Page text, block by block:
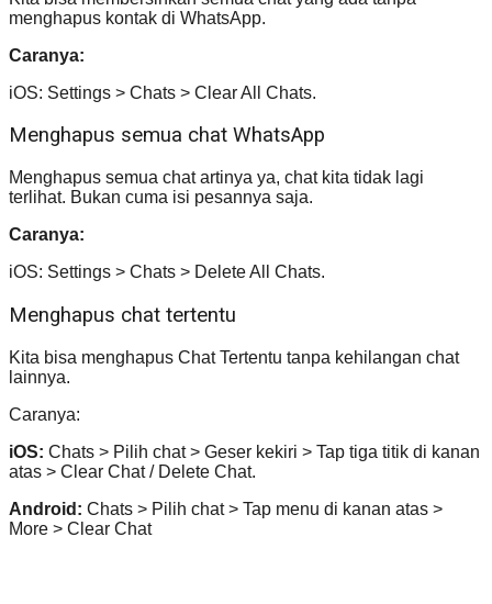
menghapus kontak di WhatsApp.
Caranya:
iOS: Settings > Chats > Clear All Chats.
Menghapus semua chat WhatsApp
Menghapus semua chat artinya ya, chat kita tidak lagi
terlihat. Bukan cuma isi pesannya saja.
Caranya:
iOS: Settings > Chats > Delete All Chats.
Menghapus chat tertentu
Kita bisa menghapus Chat Tertentu tanpa kehilangan chat
lainnya.
Caranya:
iOS: Chats > Pilih chat > Geser kekiri > Tap tiga titik di kanan
atas > Clear Chat / Delete Chat.
Android: Chats > Pilih chat > Tap menu di kanan atas >
More > Clear Chat